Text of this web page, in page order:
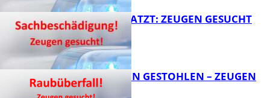
AUTO ZERKRATZT: ZEUGEN GESUCHT
TEURE KETTEN GESTOHLEN – ZEUGEN
GESUCHT!